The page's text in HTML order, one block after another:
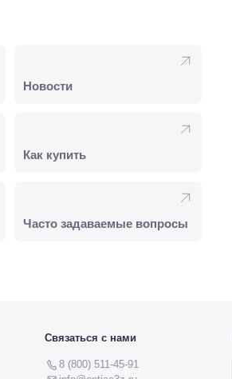
Новости
Как купить
Часто задаваемые вопросы
Связаться с нами
8 (800) 511-45-91